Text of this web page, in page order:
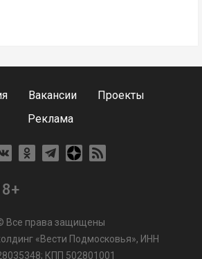
Вакансии
Проекты
Реклама
Все права защищены
«Вести Подмосковья», ИНН
КПП 502801001